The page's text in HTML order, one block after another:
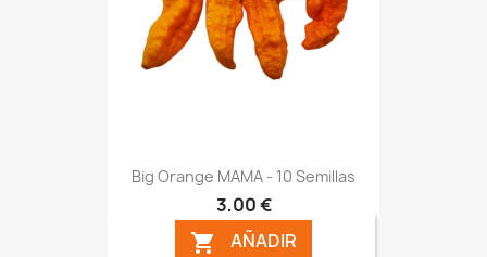
Big Orange MAMA - 10 Semillas
3,00 €
 AÑADIR